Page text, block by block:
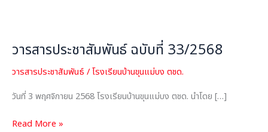
วารสารประชาสัมพันธ์ ฉบับที่ 33/2568
วารสารประชาสัมพันธ์ /โรงเรียนบ้านขุนแม่บง ตชด.
วันที่ 3 พฤศจิกายน 2568 โรงเรียนบ้านขุนแม่บง ตชด. นำโดย […]
ฉบับ
33/2568
Read More »